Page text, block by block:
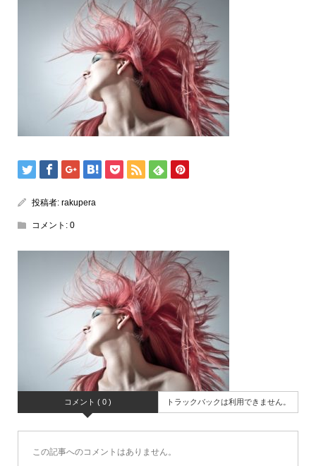
投稿者: rakupera
コメント: 0
コメント ( 0 ) トラックバックは利用できません。
この記事へのコメントはありません。